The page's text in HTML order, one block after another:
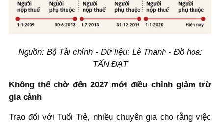
Nguồn: Bộ Tài chính - Dữ liệu: Lê Thanh - Đồ họa:
TẤN ĐẠT
Không thể chờ đến 2027 mới điều chỉnh giảm trừ
gia cảnh
Trao đổi với Tuổi Trẻ, nhiều chuyên gia cho rằng việc